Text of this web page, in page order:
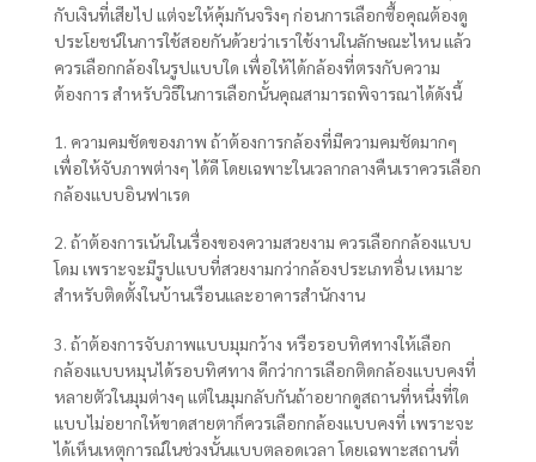
กับเงินที่เสียไป แต่จะให้คุ้มกันจริงๆ ก่อนการเลือกซื้อคุณต้องดู
ประโยชน์ในการใช้สอยกันด้วยว่าเราใช้งานในลักษณะไหน แล้ว
ควรเลือกกล้องในรูปแบบใด เพื่อให้ได้กล้องที่ตรงกับความ
ต้องการ สำหรับวิธีในการเลือกนั้นคุณสามารถพิจารณาได้ดังนี้
1. ความคมชัดของภาพ ถ้าต้องการกล้องที่มีความคมชัดมากๆ
เพื่อให้จับภาพต่างๆ ได้ดี โดยเฉพาะในเวลากลางคืนเราควรเลือก
กล้องแบบอินฟาเรด
2. ถ้าต้องการเน้นในเรื่องของความสวยงาม ควรเลือกกล้องแบบ
โดม เพราะจะมีรูปแบบที่สวยงามกว่ากล้องประเภทอื่น เหมาะ
สำหรับติดตั้งในบ้านเรือนและอาคารสำนักงาน
3. ถ้าต้องการจับภาพแบบมุมกว้าง หรือรอบทิศทางให้เลือก
กล้องแบบหมุนได้รอบทิศทาง ดีกว่าการเลือกติดกล้องแบบคงที่
หลายตัวในมุมต่างๆ แต่ในมุมกลับกันถ้าอยากดูสถานที่หนึ่งที่ใด
แบบไม่อยากให้ขาดสายตาก็ควรเลือกกล้องแบบคงที่ เพราะจะ
ได้เห็นเหตุการณ์ในช่วงนั้นแบบตลอดเวลา โดยเฉพาะสถานที่